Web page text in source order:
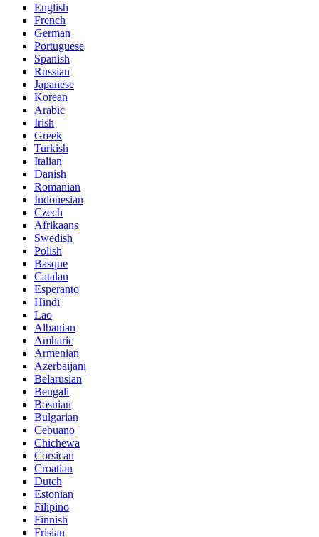
English
French
German
Portuguese
Spanish
Russian
Japanese
Korean
Arabic
Irish
Greek
Turkish
Italian
Danish
Romanian
Indonesian
Czech
Afrikaans
Swedish
Polish
Basque
Catalan
Esperanto
Hindi
Lao
Albanian
Amharic
Armenian
Azerbaijani
Belarusian
Bengali
Bosnian
Bulgarian
Cebuano
Chichewa
Corsican
Croatian
Dutch
Estonian
Filipino
Finnish
Frisian